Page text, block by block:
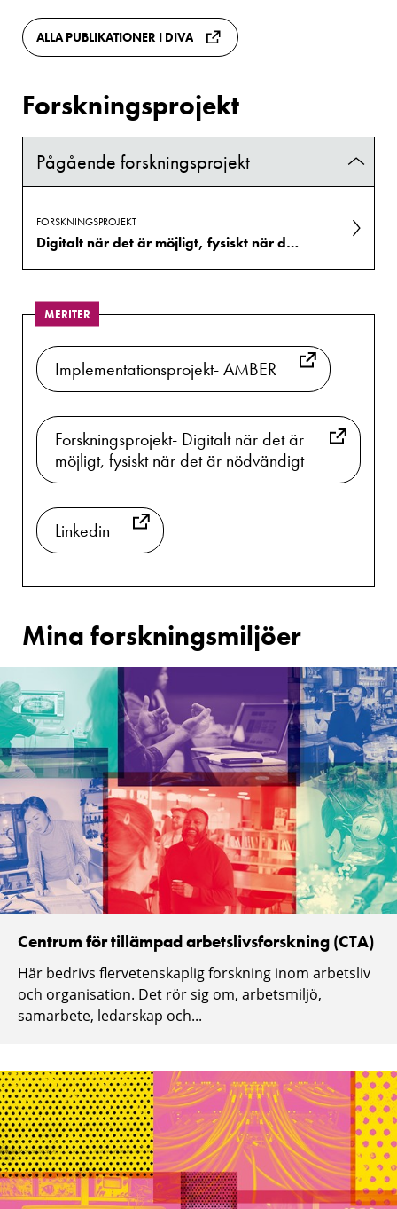
ALLA PUBLIKATIONER I DIVA
Forskningsprojekt
Pågående forskningsprojekt
FORSKNINGSPROJEKT
Digitalt när det är möjligt, fysiskt när det är nödvändigt: En utforskning av Ängelholms sjukhus digifysiska värld
MERITER
Implementationsprojekt- AMBER
Forskningsprojekt- Digitalt när det är
möjligt, fysiskt när det är nödvändigt
Linkedin
Mina forskningsmiljöer
Centrum för tillämpad arbetslivsforskning (CTA)
Här bedrivs flervetenskaplig forskning inom arbetsliv
och organisation. Det rör sig om, arbetsmiljö,
samarbete, ledarskap och...